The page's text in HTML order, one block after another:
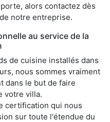
alors contactez dès
notre entreprise.
au service de la
de cuisine installés dans
nous sommes vraiment
dans le but de faire
votre villa.
certification qui nous
sur toute l'étendue du